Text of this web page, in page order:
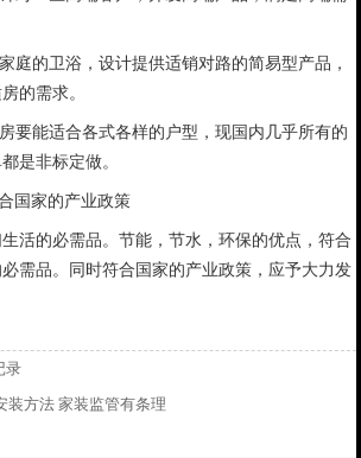
庭的卫浴，设计提供适销对路的简易型产品，
的需求。
要能适合各式各样的户型，现国内几乎所有的
是非标定做。
国家的产业政策
活的必需品。节能，节水，环保的优点，符合
需品。同时符合国家的产业政策，应予大力发
录
装方法 家装监管有条理